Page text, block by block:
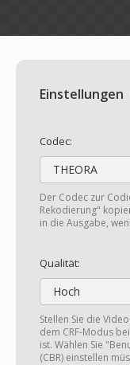
Einstellungen
Codec:
THEORA
Der Codec zur
Rekodierung"
in die Ausgabe,
Qualität:
Hoch
Stellen Sie die
dem CRF-Modus
ist. Wählen Sie
(CBR) einstellen